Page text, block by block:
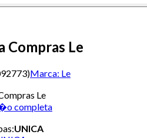
Compras Le
)Marca: Le
Le
completa
:UNICA